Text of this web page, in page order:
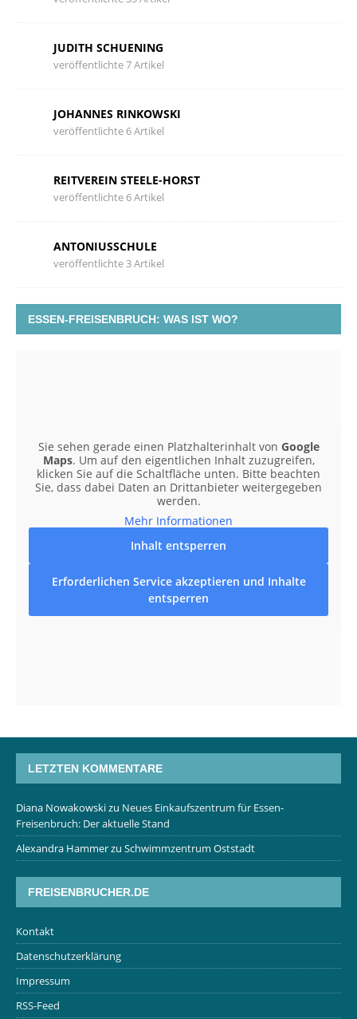
JUDITH SCHUENING
veröffentlichte 7 Artikel
JOHANNES RINKOWSKI
veröffentlichte 6 Artikel
REITVEREIN STEELE-HORST
veröffentlichte 6 Artikel
ANTONIUSSCHULE
veröffentlichte 3 Artikel
ESSEN-FREISENBRUCH: WAS IST WO?
Sie sehen gerade einen Platzhalterinhalt von Google
Maps. Um auf den eigentlichen Inhalt zuzugreifen,
klicken Sie auf die Schaltfläche unten. Bitte beachten
Sie, dass dabei Daten an Drittanbieter weitergegeben
werden.
Mehr Informationen
Inhalt entsperren
Erforderlichen Service akzeptieren und Inhalte
entsperren
LETZTEN KOMMENTARE
Diana Nowakowskizu Neues Einkaufszentrum für Essen-
Freisenbruch: Der aktuelle Stand
Alexandra Hammerzu Schwimmzentrum Oststadt
FREISENBRUCHER.DE
Kontakt
Datenschutzerklärung
Impressum
RSS-Feed